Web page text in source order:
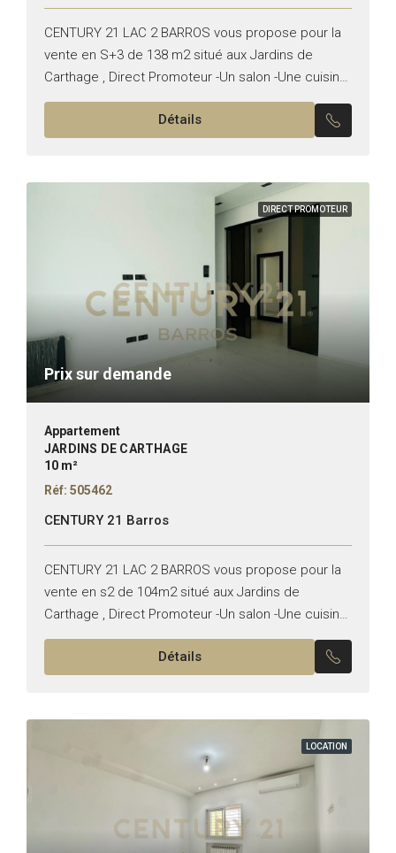
CENTURY 21 LAC 2 BARROS vous propose pour la
vente en S+3 de 138 m2 situé aux Jardins de
Carthage , Direct Promoteur -Un salon -Une cuisine
équipée -Une suite parentale -Deux...
Détails
DIRECT PROMOTEUR
Prix sur demande
Appartement
JARDINS DE CARTHAGE
10 m²
Réf: 505462
CENTURY 21 Barros
CENTURY 21 LAC 2 BARROS vous propose pour la
vente en s2 de 104m2 situé aux Jardins de
Carthage , Direct Promoteur -Un salon -Une cuisine
équipée -Une suite parentale -Une chambre...
Détails
LOCATION